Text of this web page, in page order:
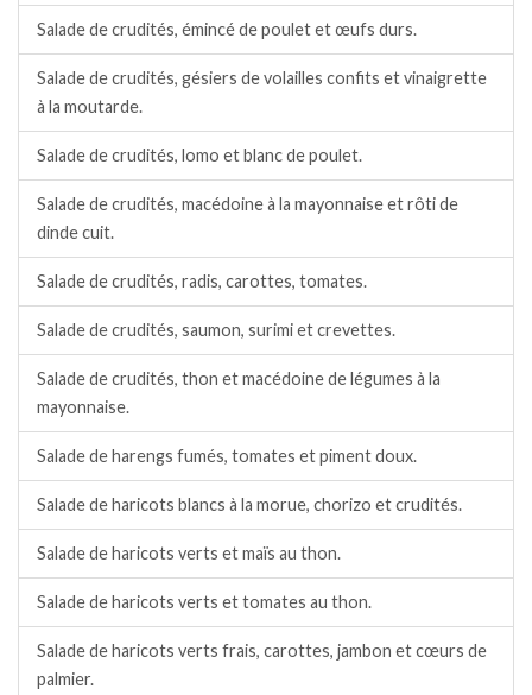
Salade de crudités, émincé de poulet et œufs durs.
Salade de crudités, gésiers de volailles confits et vinaigrette
à la moutarde.
Salade de crudités, lomo et blanc de poulet.
Salade de crudités, macédoine à la mayonnaise et rôti de
dinde cuit.
Salade de crudités, radis, carottes, tomates.
Salade de crudités, saumon, surimi et crevettes.
Salade de crudités, thon et macédoine de légumes à la
mayonnaise.
Salade de harengs fumés, tomates et piment doux.
Salade de haricots blancs à la morue, chorizo et crudités.
Salade de haricots verts et maïs au thon.
Salade de haricots verts et tomates au thon.
Salade de haricots verts frais, carottes, jambon et cœurs de
palmier.